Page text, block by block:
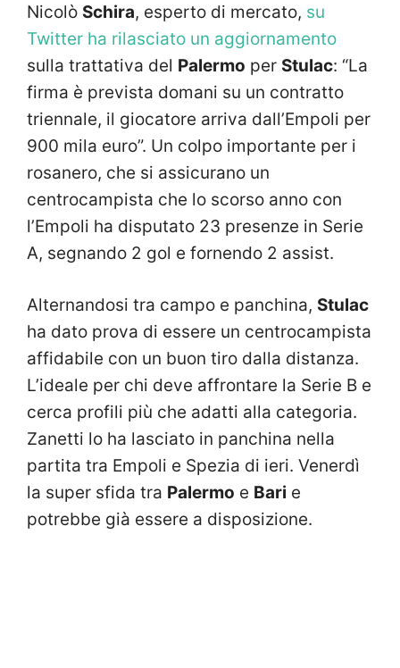
Nicolò Schira, esperto di mercato, su
Twitter ha rilasciato un aggiornamento
sulla trattativa del Palermo per Stulac: “La
firma è prevista domani su un contratto
triennale, il giocatore arriva dall’Empoli per
900 mila euro”. Un colpo importante per i
rosanero, che si assicurano un
centrocampista che lo scorso anno con
l’Empoli ha disputato 23 presenze in Serie
A, segnando 2 gol e fornendo 2 assist.
Alternandosi tra campo e panchina, Stulac
ha dato prova di essere un centrocampista
affidabile con un buon tiro dalla distanza.
L’ideale per chi deve affrontare la Serie B e
cerca profili più che adatti alla categoria.
Zanetti lo ha lasciato in panchina nella
partita tra Empoli e Spezia di ieri. Venerdì
la super sfida tra Palermo e Bari e
potrebbe già essere a disposizione.